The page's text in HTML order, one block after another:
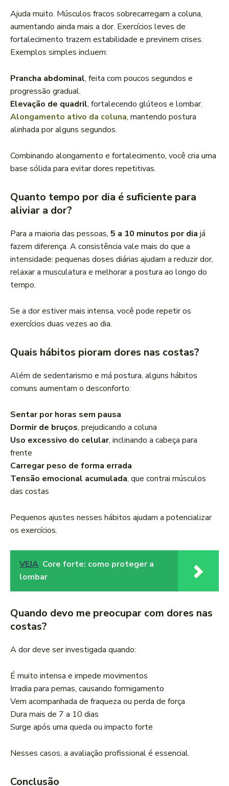
Ajuda muito. Músculos fracos sobrecarregam a coluna,
aumentando ainda mais a dor. Exercícios leves de
fortalecimento trazem estabilidade e previnem crises.
Exemplos simples incluem:
Prancha abdominal, feita com poucos segundos e
progressão gradual.
Elevação de quadril, fortalecendo glúteos e lombar.
Alongamento ativo da coluna, mantendo postura
alinhada por alguns segundos.
Combinando alongamento e fortalecimento, você cria uma
base sólida para evitar dores repetitivas.
Quanto tempo por dia é suficiente para
aliviar a dor?
Para a maioria das pessoas, 5 a 10 minutos por dia já
fazem diferença. A consistência vale mais do que a
intensidade: pequenas doses diárias ajudam a reduzir dor,
relaxar a musculatura e melhorar a postura ao longo do
tempo.
Se a dor estiver mais intensa, você pode repetir os
exercícios duas vezes ao dia.
Quais hábitos pioram dores nas costas?
Além de sedentarismo e má postura, alguns hábitos
comuns aumentam o desconforto:
Sentar por horas sem pausa
Dormir de bruços, prejudicando a coluna
Uso excessivo do celular, inclinando a cabeça para
frente
Carregar peso de forma errada
Tensão emocional acumulada, que contrai músculos
das costas
Pequenos ajustes nesses hábitos ajudam a potencializar
os exercícios.
VEJA Core forte: como proteger a
lombar
Quando devo me preocupar com dores nas
costas?
A dor deve ser investigada quando:
É muito intensa e impede movimentos
Irradia para pernas, causando formigamento
Vem acompanhada de fraqueza ou perda de força
Dura mais de 7 a 10 dias
Surge após uma queda ou impacto forte
Nesses casos, a avaliação profissional é essencial.
Conclusão